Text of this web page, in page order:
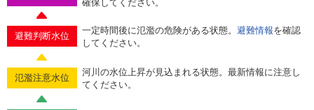
確保してください。
避難判断水位
一定時間後に氾濫の危険がある状態。 避難情報を確認
してください。
氾濫注意水位
河川の水位上昇が見込まれる状態。最新情報に注意し
てください。